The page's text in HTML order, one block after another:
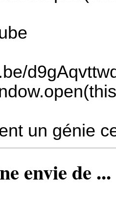
un génie
envie de ...